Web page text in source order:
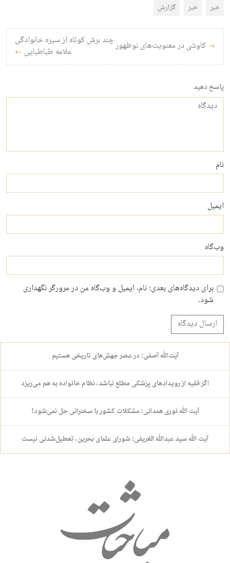
خبر خبر گزارش
راه‌بری نوشته
→ کاوشی در معنویت‌های نوظهورچند برش کوتاه از سیره خانوادگی
علامه طباطبایی ←
پاسخ دهید
دیدگاه
نام
ایمیل
وب‌گاه
برای دیدگاه‌های بعدی؛ نام، ایمیل و وب‌گاه من در مرورگر نگهداری
شود.
آیت‌الله آصفی: در عصر جهش‌های تاریخی هستیم
اگر فقیه از رویدادهای پزشکی مطلع نباشد، نظام خانواده به هم می‌ریزد
آیت الله نوری همدانی: مشکلات کشور با سخنرانی حل نمی‌شود!
آیت الله سید عبدالله الغریفی: شورای علمای بحرین، تعطیل‌شدنی نیست